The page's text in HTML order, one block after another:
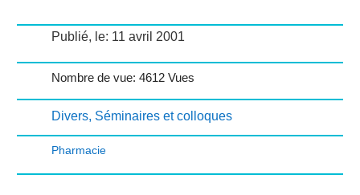
Publié, le: 11 avril 2001
Nombre de vue: 4612 Vues
Divers, Séminaires et colloques
Pharmacie